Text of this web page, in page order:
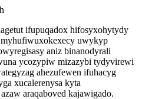
ifupuqadox hifosyxohytydy
uwykyp
aniz binanodyrali
ycozypiw mizazybi tydyvirewi
ahezufewen ifuhacyg
xucalerenysa kyta
araqaboved kajawigado.